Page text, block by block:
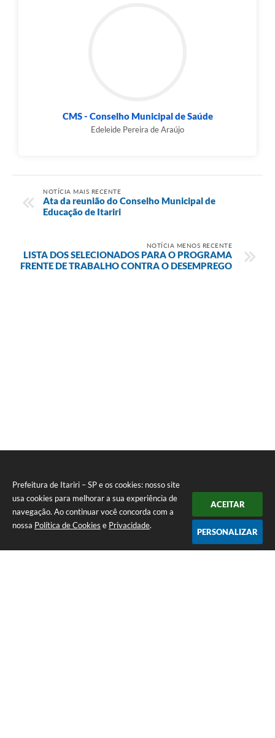
Prefeitura de Itariri – SP e os cookies: nosso site
usa cookies para melhorar a sua experiência de
navegação. Ao continuar você concorda com a
nossa Política de Cookies e Privacidade.
ACEITAR
PERSONALIZAR
CMS - Conselho Municipal de Saúde
Edeleide Pereira de Araújo
NOTÍCIA MAIS RECENTE
Ata da reunião do Conselho Municipal de
Educação de Itariri
NOTÍCIA MENOS RECENTE
LISTA DOS SELECIONADOS PARA O PROGRAMA
FRENTE DE TRABALHO CONTRA O DESEMPREGO